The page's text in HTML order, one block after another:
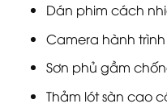
Dán phim cách
Camera hành
Sơn phủ gầm
Thảm lót sàn cao